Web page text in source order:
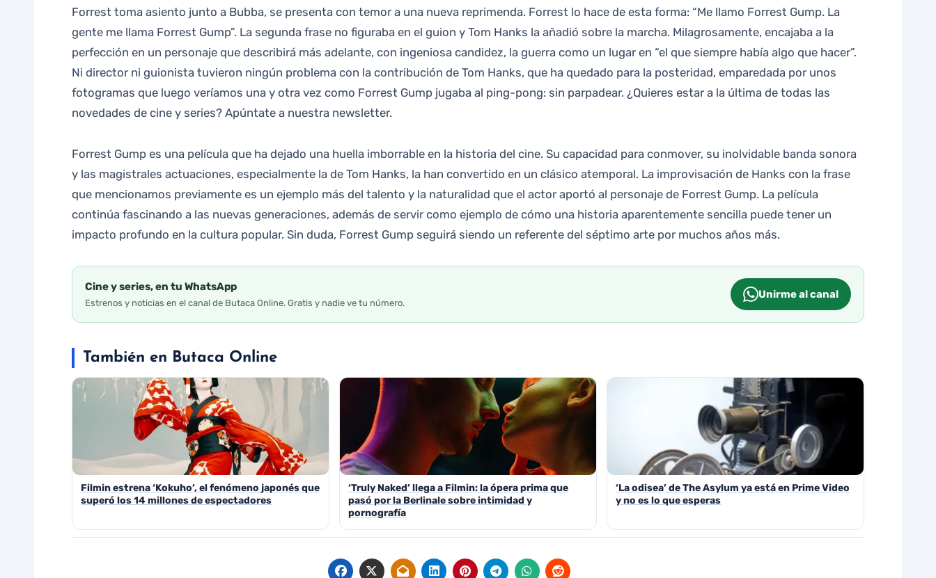
Forrest toma asiento junto a Bubba, se presenta con temor a una nueva reprimenda. Forrest lo hace de esta forma: “Me llamo Forrest Gump. La
gente me llama Forrest Gump”. La segunda frase no figuraba en el guion y Tom Hanks la añadió sobre la marcha. Milagrosamente, encajaba a la
perfección en un personaje que describirá más adelante, con ingeniosa candidez, la guerra como un lugar en “el que siempre había algo que hacer”.
Ni director ni guionista tuvieron ningún problema con la contribución de Tom Hanks, que ha quedado para la posteridad, emparedada por unos
fotogramas que luego veríamos una y otra vez como Forrest Gump jugaba al ping-pong: sin parpadear. ¿Quieres estar a la última de todas las
novedades de cine y series? Apúntate a nuestra newsletter.
Forrest Gump es una película que ha dejado una huella imborrable en la historia del cine. Su capacidad para conmover, su inolvidable banda sonora
y las magistrales actuaciones, especialmente la de Tom Hanks, la han convertido en un clásico atemporal. La improvisación de Hanks con la frase
que mencionamos previamente es un ejemplo más del talento y la naturalidad que el actor aportó al personaje de Forrest Gump. La película
continúa fascinando a las nuevas generaciones, además de servir como ejemplo de cómo una historia aparentemente sencilla puede tener un
impacto profundo en la cultura popular. Sin duda, Forrest Gump seguirá siendo un referente del séptimo arte por muchos años más.
Cine y series, en tu WhatsApp
Estrenos y noticias en el canal de Butaca Online. Gratis y nadie ve tu número.
Unirme al canal
También en Butaca Online
Filmin estrena ‘Kokuho’, el fenómeno japonés que
superó los 14 millones de espectadores
‘Truly Naked’ llega a Filmin: la ópera prima que
pasó por la Berlinale sobre intimidad y
pornografía
‘La odisea’ de The Asylum ya está en Prime Video
y no es lo que esperas